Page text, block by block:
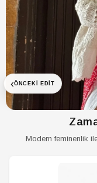
Koleksiyon
Kumaş Tipi
Materyal
Ortam
Paket İçeriği
Persona
‹ÖNCEKI EDIT
Modern feminenlik